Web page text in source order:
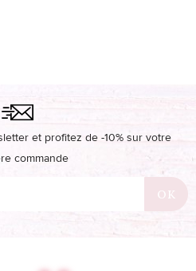
et profitez de -10% sur votre
commande